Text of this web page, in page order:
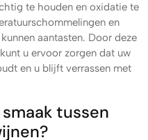
te houden en oxidatie te
en
aantasten. Door deze
u ervoor zorgen dat uw
en u blijft verrassen met
tussen